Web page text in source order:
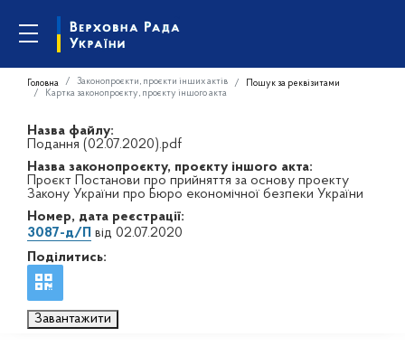
Головна Законопроєкти, проєкти інших актів
Пошук за реквізитами
Картка законопроєкту, проєкту іншого акта
Назва файлу:
Подання (02.07.2020).pdf
Назва законопроєкту, проєкту іншого акта:
Проєкт Постанови про прийняття за основу проекту
Закону України про Бюро економічної безпеки України
Номер, дата реєстрації:
3087-д/П від 02.07.2020
Поділитись:
Завантажити